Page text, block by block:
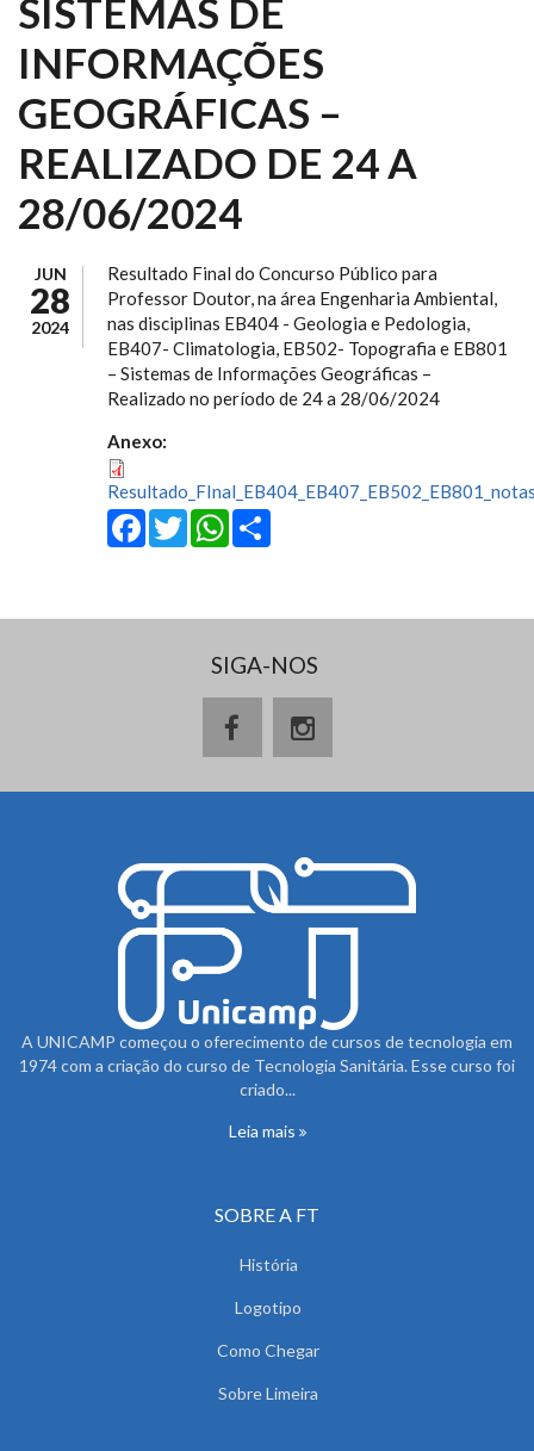
SISTEMAS DE
INFORMAÇÕES
GEOGRÁFICAS –
REALIZADO DE 24 A
28/06/2024
JUN
28
2024
Resultado Final do Concurso Público para
Professor Doutor, na área Engenharia Ambiental,
nas disciplinas EB404 - Geologia e Pedologia,
EB407- Climatologia, EB502- Topografia e EB801
– Sistemas de Informações Geográficas –
Realizado no período de 24 a 28/06/2024
Anexo:
Facebook
Twitter
WhatsApp
SIGA-NOS
A UNICAMP começou o oferecimento de cursos de tecnologia em
1974 com a criação do curso de Tecnologia Sanitária. Esse curso foi
criado...
Leia mais
SOBRE A FT
História
Logotipo
Como Chegar
Sobre Limeira